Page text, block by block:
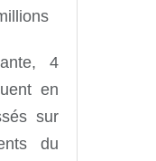
4
en
sur
du